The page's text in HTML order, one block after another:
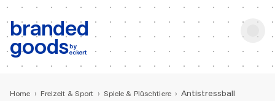
branded
goodsby
eckert
b: Produktsuche
Home › Freizeit & Sport › Spiele & Plüschtiere › Antistressball